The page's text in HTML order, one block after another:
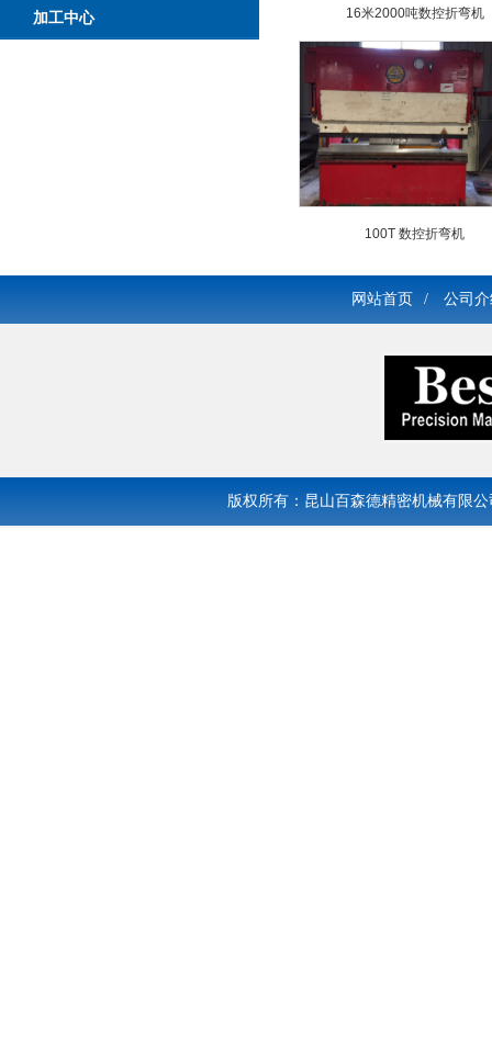
加工中心 16米2000吨数控折弯机
100T 数控折弯机
网站首页 / 公司介
版权所有：昆山百森德精密机械有限